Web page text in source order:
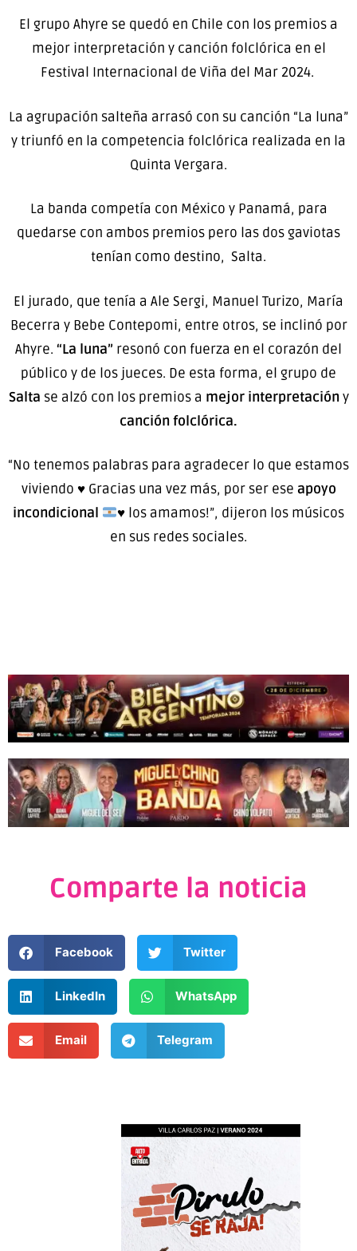
El grupo Ahyre se quedó en Chile con los premios a
mejor interpretación y canción folclórica en el
Festival Internacional de Viña del Mar 2024.
La agrupación salteña arrasó con su canción “La luna”
y triunfó en la competencia folclórica realizada en la
Quinta Vergara.
La banda competía con México y Panamá, para
quedarse con ambos premios pero las dos gaviotas
tenían como destino, Salta.
El jurado, que tenía a Ale Sergi, Manuel Turizo, María
Becerra y Bebe Contepomi, entre otros, se inclinó por
Ahyre. “La luna” resonó con fuerza en el corazón del
público y de los jueces. De esta forma, el grupo de
Salta se alzó con los premios a mejor interpretacióny
canción folclórica.
“No tenemos palabras para agradecer lo que estamos
viviendo ♥️ Gracias una vez más, por ser ese apoyo
incondicional
♥️ los amamos!”, dijeron los músicos
en sus redes sociales.
Comparte la noticia
Facebook Twitter
LinkedIn WhatsApp
Email Telegram